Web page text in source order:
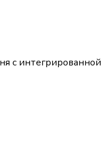
с интегрированной